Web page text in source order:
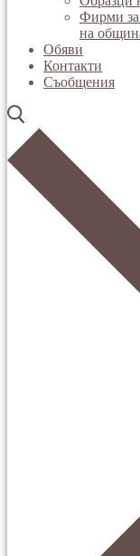
Фирми за
на
Обяви
Контакти
Съобщения